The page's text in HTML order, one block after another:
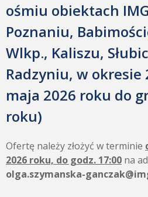
ośmiu obiektach
Poznaniu,
Wlkp., Kaliszu,
Radzyniu, w okresie
maja 2026 roku do
roku)
Ofertę należy złożyć w terminie
2026 roku, do godz. 17:00 na
olga.szymanska-